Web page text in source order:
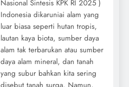
Nasional Sintesis KPK RI 2025 )
Indonesia dikaruniai alam yang
luar biasa seperti hutan tropis,
lautan kaya biota, sumber daya
alam tak terbarukan atau sumber
daya alam mineral, dan tanah
yang subur bahkan kita sering